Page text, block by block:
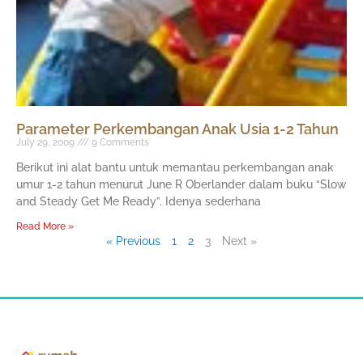
Parameter Perkembangan Anak Usia 1-2 Tahun
July 29, 2009 9 Comments
Berikut ini alat bantu untuk memantau perkembangan anak
umur 1-2 tahun menurut June R Oberlander dalam buku “Slow
and Steady Get Me Ready”. Idenya sederhana
Read More »
« Previous 1 2 3 Next »